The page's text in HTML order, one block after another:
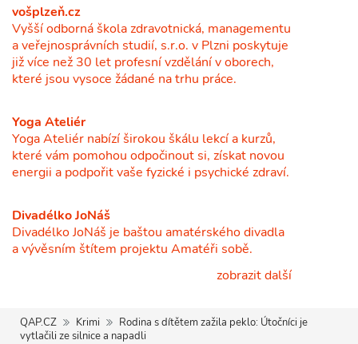
vošplzeň.cz
Vyšší odborná škola zdravotnická, managementu
a veřejnosprávních studií, s.r.o. v Plzni poskytuje
již více než 30 let profesní vzdělání v oborech,
které jsou vysoce žádané na trhu práce.
Yoga Ateliér
Yoga Ateliér nabízí širokou škálu lekcí a kurzů,
které vám pomohou odpočinout si, získat novou
energii a podpořit vaše fyzické i psychické zdraví.
Divadélko JoNáš
Divadélko JoNáš je baštou amatérského divadla
a vývěsním štítem projektu Amatéři sobě.
zobrazit další
QAP.CZ Krimi
Rodina s dítětem zažila peklo: Útočníci je
vytlačili ze silnice a napadli